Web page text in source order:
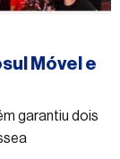
Móvel e
garantiu dois